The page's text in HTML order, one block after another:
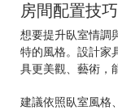
房間配置技
想要提升臥室情調
特的風格。設計家
具更美觀、藝術，
建議依照臥室風格